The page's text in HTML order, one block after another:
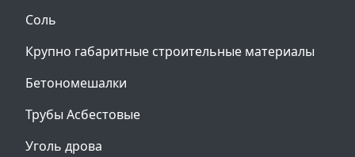
Соль
Крупно габаритные строительные материалы
Бетономешалки
Трубы Асбестовые
Уголь дрова